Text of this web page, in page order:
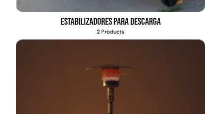
Estabilizadores para descarga
2 Products